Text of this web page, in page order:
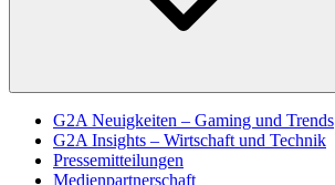
G2A Neuigkeiten – Gaming und Trends
G2A Insights – Wirtschaft und Technik
Pressemitteilungen
Medienpartnerschaft